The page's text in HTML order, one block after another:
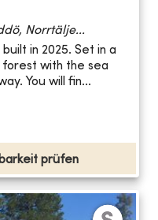
Norrtälje...
in 2025. Set in a
with the sea
You will fin...
prüfen